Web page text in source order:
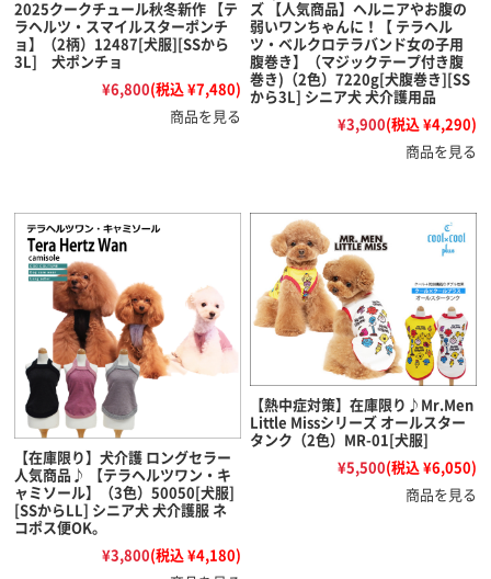
2025クークチュール秋冬新作 【テ
ラヘルツ・スマイルスターポンチ
ョ】（2柄）12487[犬服][SSから
3L] 犬ポンチョ
¥6,800(税込 ¥7,480)
商品を見る
ズ 【人気商品】ヘルニアやお腹の
弱いワンちゃんに！【 テラヘル
ツ・ベルクロテラバンド女の子用
腹巻き】（マジックテープ付き腹
巻き)（2色）7220g[犬腹巻き][SS
から3L] シニア犬 犬介護用品
¥3,900(税込 ¥4,290)
商品を見る
【在庫限り】犬介護 ロングセラー
人気商品♪ 【テラヘルツワン・キ
ャミソール】（3色）50050[犬服]
[SSからLL] シニア犬 犬介護服 ネ
コポス便OK。
¥3,800(税込 ¥4,180)
【熱中症対策】在庫限り♪Mr.Men
Little Missシリーズ オールスター
タンク（2色）MR-01[犬服]
¥5,500(税込 ¥6,050)
商品を見る